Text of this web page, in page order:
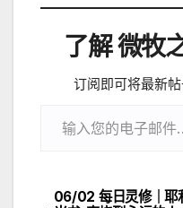
了解 微牧
订阅即可将最新帖
06/02 每日灵修｜耶